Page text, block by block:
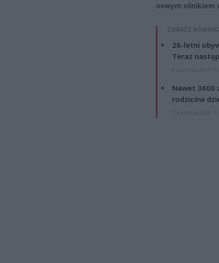
nowym silnikiem
ZOBACZ
26-letni
Teraz
Nawet 3600
rodziców